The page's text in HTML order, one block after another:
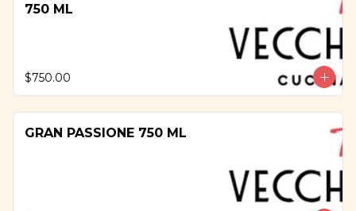
750 ML
$750.00
GRAN PASSIONE 750 ML